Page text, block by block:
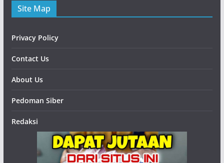
Site Map
Privacy Policy
Contact Us
About Us
Pedoman Siber
Redaksi